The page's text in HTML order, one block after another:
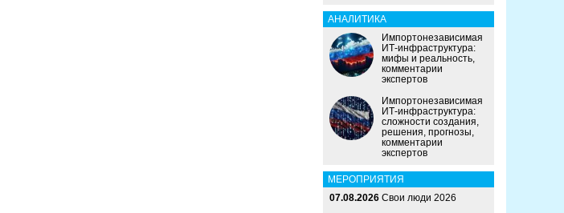
АНАЛИТИКА
Импортонезависимая
ИТ-инфраструктура:
мифы и реальность,
комментарии
экспертов
Импортонезависимая
ИТ-инфраструктура:
сложности создания,
решения, прогнозы,
комментарии
экспертов
МЕРОПРИЯТИЯ
07.08.2026 Свои люди 2026